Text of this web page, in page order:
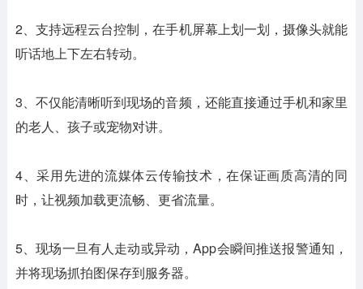
2、支持远程云台控制，在手机屏幕上划一划，摄像头就能
听话地上下左右转动。
3、不仅能清晰听到现场的音频，还能直接通过手机和家里
的老人、孩子或宠物对讲。
4、采用先进的流媒体云传输技术，在保证画质高清的同
时，让视频加载更流畅、更省流量。
5、现场一旦有人走动或异动，App会瞬间推送报警通知，
并将现场抓拍图保存到服务器。